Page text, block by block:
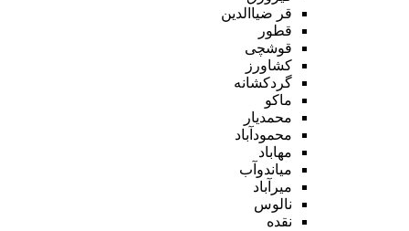
قر ضیاالدین
قطور
قوشچی
کشاورز
گردکشانه
ماکو
محمدیار
محمودآباد
مهاباد
میاندوآب
میرآباد
نالوس
نقده